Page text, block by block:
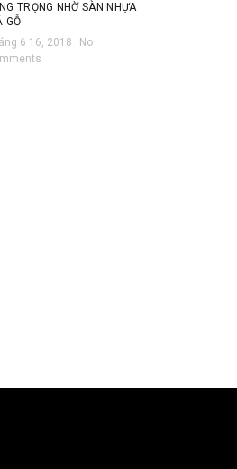
TRỌNG NHỜ SÀN NHỰA
GỖ
6 16, 2018
No